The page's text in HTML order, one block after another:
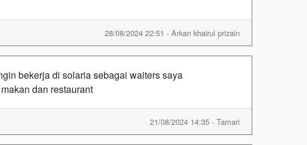
28/08/2024 22:51 - Arkan khairul prizain
bekerja di solaria sebagai waiters saya
dan restaurant
21/08/2024 14:35 - Tamari